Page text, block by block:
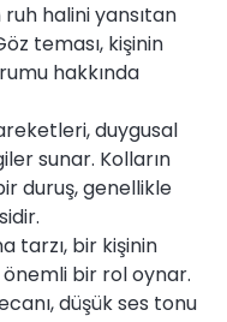
halini yansıtan
teması, kişinin
hakkında
duygusal
sunar. Kolların
duruş, genellikle
tarzı, bir kişinin
bir rol oynar.
düşük ses tonu